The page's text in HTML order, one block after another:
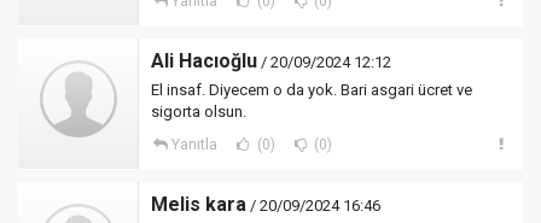
Ali Hacıoğlu / 20/09/2024 12:12
El insaf. Diyecem o da yok. Bari asgari ücret ve
sigorta olsun.
Yanıtla (0) (0)
Melis kara / 20/09/2024 16:46